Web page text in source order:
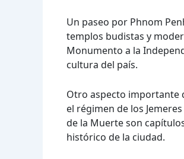
Un paseo por Phnom
templos budistas y
Monumento a la
cultura del país.
Otro aspecto importante
el régimen de los
de la Muerte son
histórico de la ciudad.